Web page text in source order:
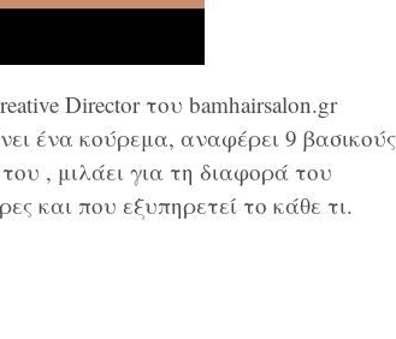
Director του bamhairsalon.gr
ένα κούρεμα, αναφέρει 9 βασικούς
, μιλάει για τη διαφορά του
και που εξυπηρετεί το κάθε τι.